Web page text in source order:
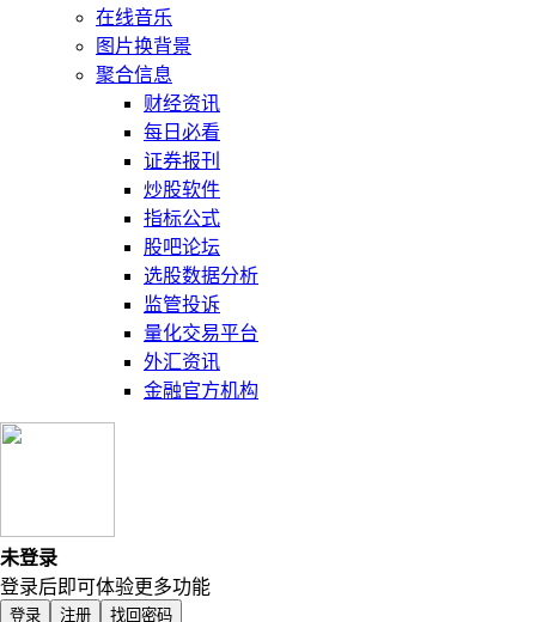
在线音乐
图片换背景
聚合信息
财经资讯
每日必看
证券报刊
炒股软件
指标公式
股吧论坛
选股数据分析
监管投诉
量化交易平台
外汇资讯
金融官方机构
未登录
登录后即可体验更多功能
登录 注册 找回密码